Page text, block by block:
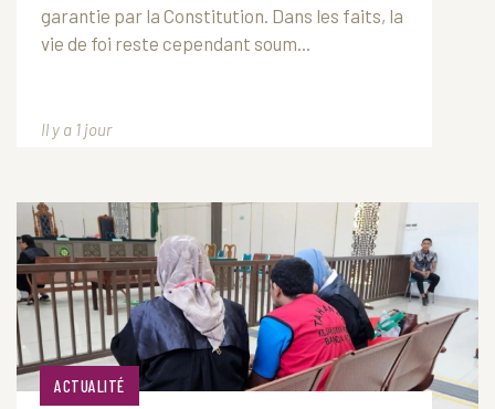
garantie par la Constitution. Dans les faits, la
vie de foi reste cependant soum...
Il y a 1 jour
ACTUALITÉ